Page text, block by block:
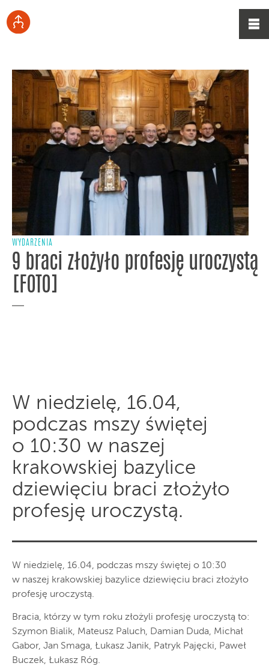
WYDARZENIA
9 braci złożyło profesję uroczystą
[FOTO]
W niedzielę, 16.04,
podczas mszy świętej
o 10:30 w naszej
krakowskiej bazylice
dziewięciu braci złożyło
profesję uroczystą.
W niedzielę, 16.04, podczas mszy świętej o 10:30
w naszej krakowskiej bazylice dziewięciu braci złożyło
profesję uroczystą.
Bracia, którzy w tym roku złożyli profesję uroczystą to:
Szymon Bialik, Mateusz Paluch, Damian Duda, Michał
Gabor, Jan Smaga, Łukasz Janik, Patryk Pajęcki, Paweł
Buczek, Łukasz Róg.